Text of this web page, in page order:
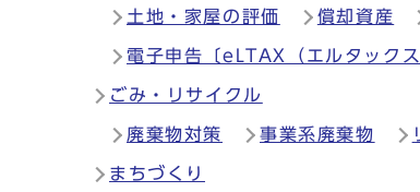
土地・家屋の評価 償却資産
電子申告〔eLTAX（エルタックス
ごみ・リサイクル
廃棄物対策 事業系廃棄物
まちづくり